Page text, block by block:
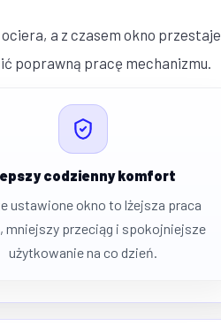
a z czasem okno przestaje
poprawną pracę mechanizmu.
codzienny komfort
ustawione okno to lżejsza praca
mniejszy przeciąg i spokojniejsze
użytkowanie na co dzień.